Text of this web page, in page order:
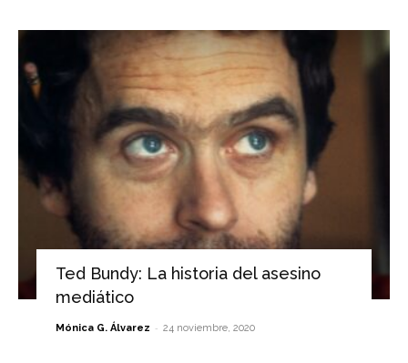
Ted Bundy: La historia del asesino
mediático
Mónica G. Álvarez - 24 noviembre, 2020